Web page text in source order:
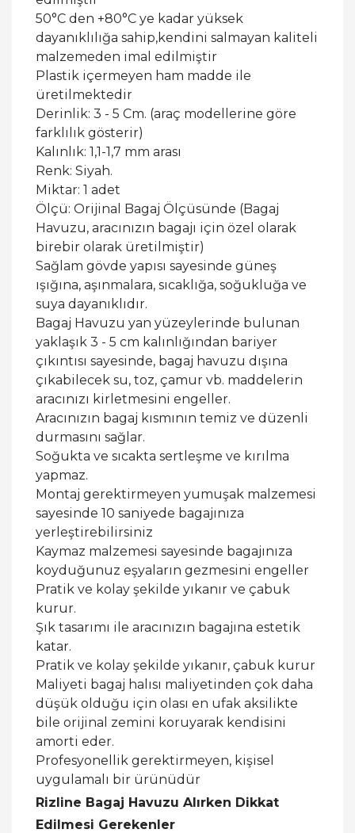
50°C den +80°C ye kadar yüksek
dayanıklılığa sahip,kendini salmayan kaliteli
malzemeden imal edilmiştir
Plastik içermeyen ham madde ile
üretilmektedir
Derinlik: 3 - 5 Cm. (araç modellerine göre
farklılık gösterir)
Kalınlık: 1,1-1,7 mm arası
Renk: Siyah.
Miktar: 1 adet
Ölçü: Orijinal Bagaj Ölçüsünde (Bagaj
Havuzu, aracınızın bagajı için özel olarak
birebir olarak üretilmiştir)
Sağlam gövde yapısı sayesinde güneş
ışığına, aşınmalara, sıcaklığa, soğukluğa ve
suya dayanıklıdır.
Bagaj Havuzu yan yüzeylerinde bulunan
yaklaşık 3 - 5 cm kalınlığından bariyer
çıkıntısı sayesinde, bagaj havuzu dışına
çıkabilecek su, toz, çamur vb. maddelerin
aracınızı kirletmesini engeller.
Aracınızın bagaj kısmının temiz ve düzenli
durmasını sağlar.
Soğukta ve sıcakta sertleşme ve kırılma
yapmaz.
Montaj gerektirmeyen yumuşak malzemesi
sayesinde 10 saniyede bagajınıza
yerleştirebilirsiniz
Kaymaz malzemesi sayesinde bagajınıza
koyduğunuz eşyaların gezmesini engeller
Pratik ve kolay şekilde yıkanır ve çabuk
kurur.
Şık tasarımı ile aracınızın bagajına estetik
katar.
Pratik ve kolay şekilde yıkanır, çabuk kurur
Maliyeti bagaj halısı maliyetinden çok daha
düşük olduğu için olası en ufak aksilikte
bile orijinal zemini koruyarak kendisini
amorti eder.
Profesyonellik gerektirmeyen, kişisel
uygulamalı bir ürünüdür
Rizline Bagaj Havuzu Alırken Dikkat
Edilmesi Gerekenler